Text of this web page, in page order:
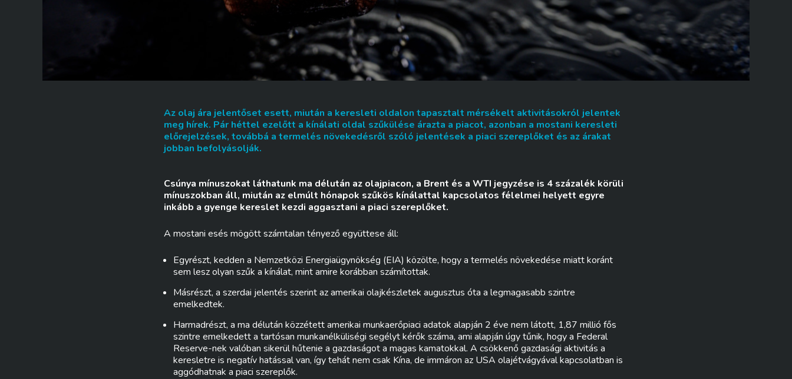
Az olaj ára jelentőset esett, miután a keresleti oldalon tapasztalt mérsékelt aktivitásokról jelentek
meg hírek. Pár héttel ezelőtt a kínálati oldal szűkülése árazta a piacot, azonban a mostani keresleti
előrejelzések, továbbá a termelés növekedésről szóló jelentések a piaci szereplőket és az árakat
jobban befolyásolják.
Csúnya mínuszokat láthatunk ma délután az olajpiacon, a Brent és a WTI jegyzése is 4 százalék körüli
mínuszokban áll, miután az elmúlt hónapok szűkös kínálattal kapcsolatos félelmei helyett egyre
inkább a gyenge kereslet kezdi aggasztani a piaci szereplőket.
A mostani esés mögött számtalan tényező együttese áll:
Egyrészt, kedden a Nemzetközi Energiaügynökség (EIA) közölte, hogy a termelés növekedése miatt koránt
sem lesz olyan szűk a kínálat, mint amire korábban számítottak.
Másrészt, a szerdai jelentés szerint az amerikai olajkészletek augusztus óta a legmagasabb szintre
emelkedtek.
Harmadrészt, a ma délután közzétett amerikai munkaerőpiaci adatok alapján 2 éve nem látott, 1,87 millió fős
szintre emelkedett a tartósan munkanélküliségi segélyt kérők száma, ami alapján úgy tűnik, hogy a Federal
Reserve-nek valóban sikerül hűtenie a gazdaságot a magas kamatokkal. A csökkenő gazdasági aktivitás a
keresletre is negatív hatással van, így tehát nem csak Kína, de immáron az USA olajétvágyával kapcsolatban is
aggódhatnak a piaci szereplők.